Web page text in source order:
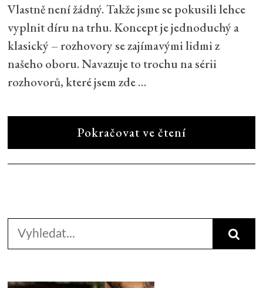
Vlastně není žádný. Takže jsme se pokusili lehce
vyplnit díru na trhu. Koncept je jednoduchý a
klasický – rozhovory se zajímavými lidmi z
našeho oboru. Navazuje to trochu na sérii
rozhovorů, které jsem zde …
Pokračovat ve čtení
Search
for: